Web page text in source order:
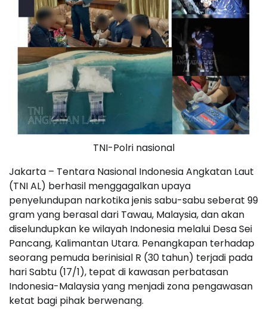
TNI-Polri nasional
Jakarta – Tentara Nasional Indonesia Angkatan Laut
(TNI AL) berhasil menggagalkan upaya
penyelundupan narkotika jenis sabu-sabu seberat 99
gram yang berasal dari Tawau, Malaysia, dan akan
diselundupkan ke wilayah Indonesia melalui Desa Sei
Pancang, Kalimantan Utara. Penangkapan terhadap
seorang pemuda berinisial R (30 tahun) terjadi pada
hari Sabtu (17/1), tepat di kawasan perbatasan
Indonesia-Malaysia yang menjadi zona pengawasan
ketat bagi pihak berwenang.